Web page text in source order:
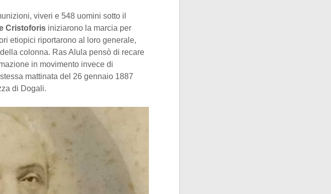
viveri e 548 uomini sotto il
Cristoforis iniziarono la marcia per
etiopici riportarono al loro generale,
colonna. Ras Alula pensò di recare
in movimento invece di
mattinata del 26 gennaio 1887
di Dogali.